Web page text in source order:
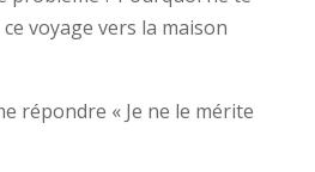
voyage vers la maison
répondre « Je ne le mérite